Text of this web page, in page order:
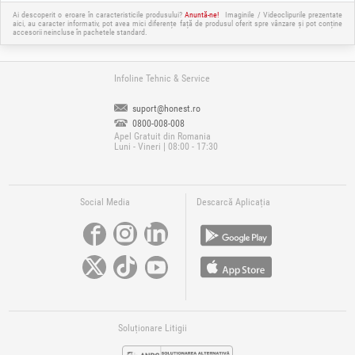
Ai descoperit o eroare în caracteristicile produsului?Anuntă-ne!
Imaginile / Videoclipurile prezentate
aici, au caracter informativ, pot avea mici diferențe față de produsul oferit spre vânzare și pot conține
accesorii neincluse în pachetele standard.
Infoline Tehnic & Service
suport@honest.ro
0800-008-008
Apel Gratuit din Romania
Luni - Vineri | 08:00 - 17:30
Social Media Descarcă Aplicația
Soluționare Litigii